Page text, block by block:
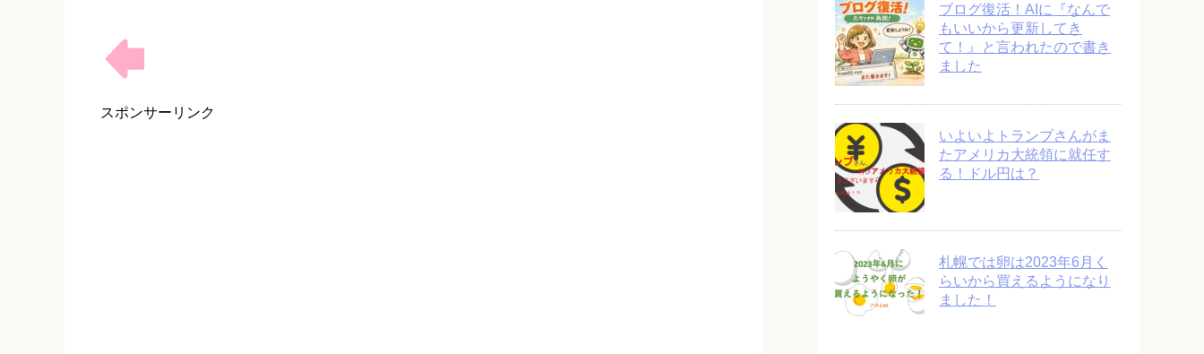
スポンサーリンク
ブログ復活！AIに『なんで
もいいから更新してき
て！』と言われたので書き
ました
いよいよトランプさんがま
たアメリカ大統領に就任す
る！ドル円は？
札幌では卵は2023年6月く
らいから買えるようになり
ました！